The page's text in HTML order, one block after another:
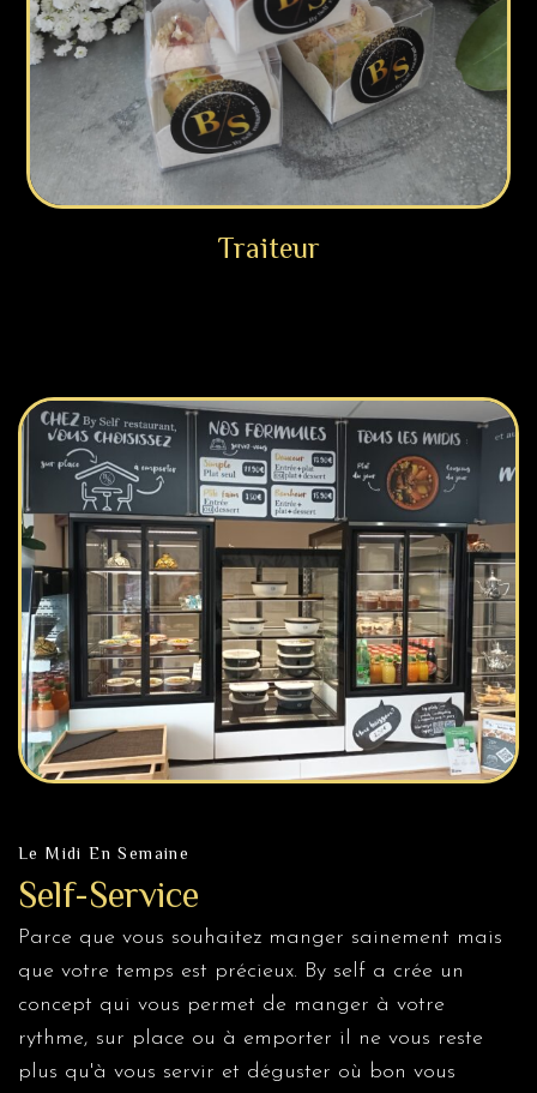
Traiteur
Le Midi En Semaine
Self-Service
Parce que vous souhaitez manger sainement mais
que votre temps est précieux. By self a crée un
concept qui vous permet de manger à votre
rythme, sur place ou à emporter il ne vous reste
plus qu'à vous servir et déguster où bon vous